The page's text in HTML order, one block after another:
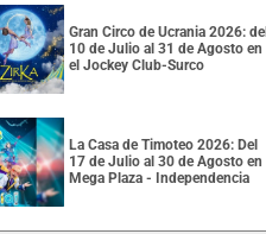
Gran Circo de Ucrania 2026: del
10 de Julio al 31 de Agosto en
el Jockey Club-Surco
La Casa de Timoteo 2026: Del
17 de Julio al 30 de Agosto en
Mega Plaza - Independencia